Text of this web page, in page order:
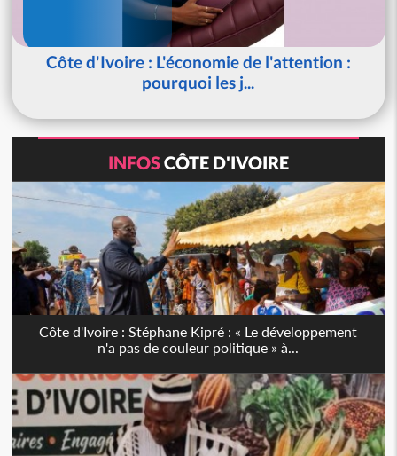
Côte d'Ivoire : L'économie de l'attention :
pourquoi les j...
INFOSCÔTE D'IVOIRE
Côte d'Ivoire : Stéphane Kipré : « Le développement
n'a pas de couleur politique » à...